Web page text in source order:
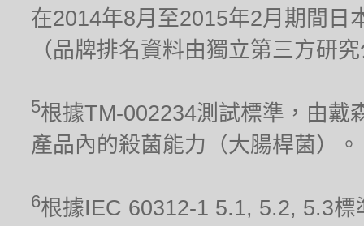
在2014年8月至2015年2月期間日
（品牌排名資料由獨立第三方研
5根據TM-002234測試標準，由戴
產品內的殺菌能力（大腸桿菌）。
6根據IEC 60312-1 5.1, 5.2, 5.3